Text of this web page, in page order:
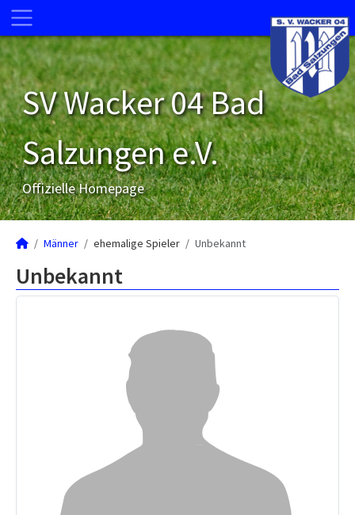
SV Wacker 04 Bad
Salzungen e.V.
Offizielle Homepage
Männer ehemalige Spieler Unbekannt
Unbekannt